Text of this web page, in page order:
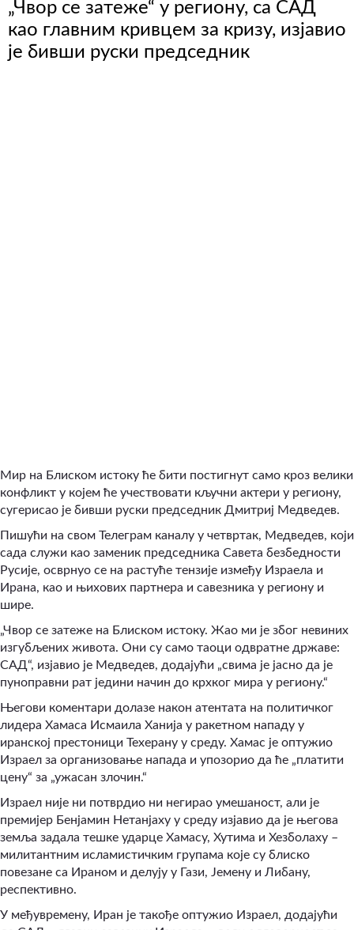
„Чвор се затеже“ у региону, са САД
као главним кривцем за кризу, изјавио
је бивши руски председник
Мир на Блиском истоку ће бити постигнут само кроз велики
конфликт у којем ће учествовати кључни актери у региону,
сугерисао је бивши руски председник Дмитриј Медведев.
Пишући на свом Телеграм каналу у четвртак, Медведев, који
сада служи као заменик председника Савета безбедности
Русије, осврнуо се на растуће тензије између Израела и
Ирана, као и њихових партнера и савезника у региону и
шире.
„Чвор се затеже на Блиском истоку. Жао ми је због невиних
изгубљених живота. Они су само таоци одвратне државе:
САД“, изјавио је Медведев, додајући „свима је јасно да је
пуноправни рат једини начин до крхког мира у региону.“
Његови коментари долазе након атентата на политичког
лидера Хамаса Исмаила Ханијa у ракетном нападу у
иранској престоници Техерану у среду. Хамас је оптужио
Израел за организовање напада и упозорио да ће „платити
цену“ за „ужасан злочин.“
Израел није ни потврдио ни негирао умешаност, али је
премијер Бенјамин Нетанјаху у среду изјавио да је његова
земља задала тешке ударце Хамасу, Хутима и Хезболаху –
милитантним исламистичким групама које су блиско
повезане са Ираном и делују у Гази, Јемену и Либану,
респективно.
У међувремену, Иран је такође оптужио Израел, додајући